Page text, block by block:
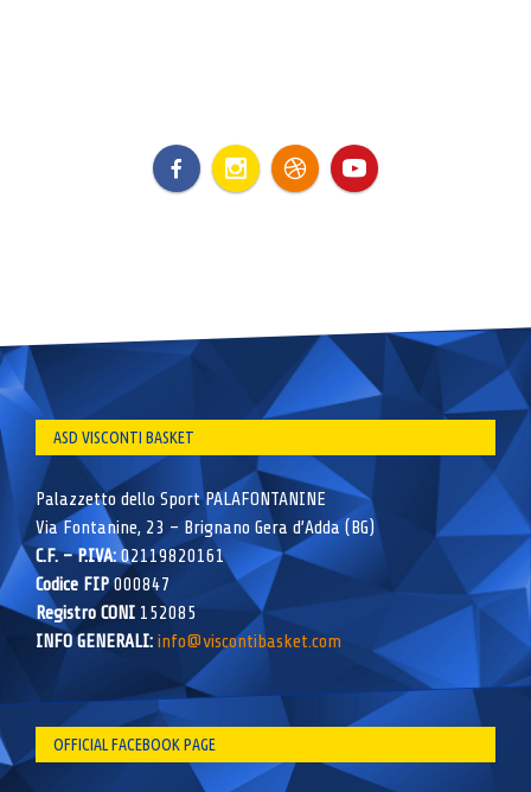
ASD VISCONTI BASKET
Palazzetto dello Sport PALAFONTANINE
Via Fontanine, 23 – Brignano Gera d’Adda (BG)
C.F. – P.IVA:02119820161
Codice FIP000847
Registro CONI 152085
INFO GENERALI: info@viscontibasket.com
OFFICIAL FACEBOOK PAGE